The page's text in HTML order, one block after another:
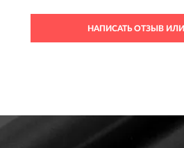
НАПИСАТЬ ОТЗЫВ